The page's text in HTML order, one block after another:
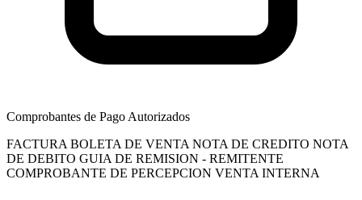
Comprobantes de Pago Autorizados
FACTURA BOLETA DE VENTA NOTA DE CREDITO NOTA
DE DEBITO GUIA DE REMISION - REMITENTE
COMPROBANTE DE PERCEPCION VENTA INTERNA